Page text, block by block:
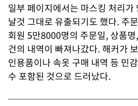
일부 페이지에서는 마스킹 처리가
날것 그대로 유출되기도 했다. 주
회원 5만8000명의 주문일, 상품
건의 내역이 빠져나갔다. 해커가
인용품이나 속옷 구매 내역 등 민
수 포함된 것으로 드러났다.